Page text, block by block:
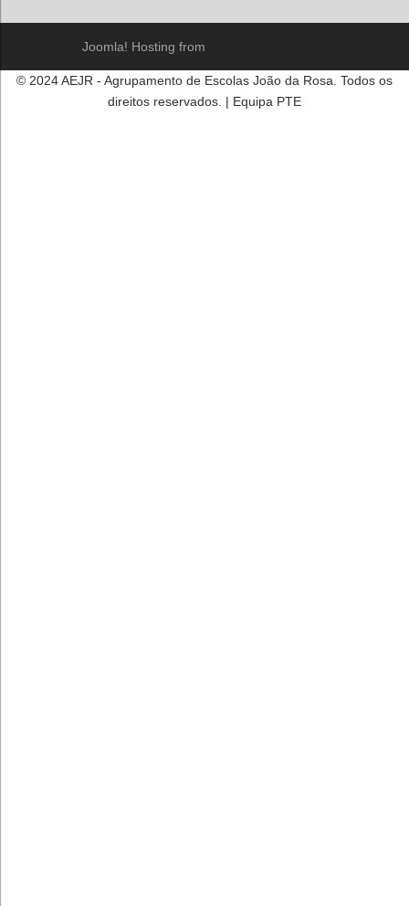
Joomla! Hosting from
© 2024 AEJR - Agrupamento de Escolas João da Rosa. Todos os
direitos reservados. | Equipa PTE